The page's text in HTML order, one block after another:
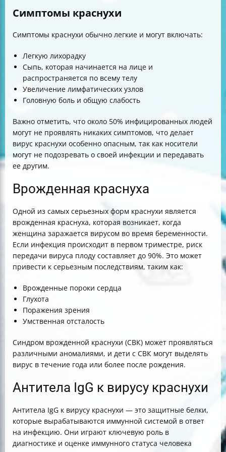
Симптомы краснухи
Симптомы краснухи обычно легкие и могут включать:
Легкую лихорадку
Сыпь, которая начинается на лице и
распространяется по всему телу
Увеличение лимфатических узлов
Головную боль и общую слабость
Важно отметить, что около 50% инфицированных людей
могут не проявлять никаких симптомов, что делает
вирус краснухи особенно опасным, так как носители
могут не подозревать о своей инфекции и передавать
ее другим.
Врожденная краснуха
Одной из самых серьезных форм краснухи является
врожденная краснуха, которая возникает, когда
женщина заражается вирусом во время беременности.
Если инфекция происходит в первом триместре, риск
передачи вируса плоду составляет до 90%. Это может
привести к серьезным последствиям, таким как:
Врожденные пороки сердца
Глухота
Поражения зрения
Умственная отсталость
Синдром врожденной краснухи (СВК) может проявляться
различными аномалиями, и дети с СВК могут выделять
вирус в течение года или более после рождения.
Антитела IgG к вирусу краснухи
Антитела IgG к вирусу краснухи — это защитные белки,
которые вырабатываются иммунной системой в ответ
на инфекцию. Они играют ключевую роль в
диагностике и оценке иммунного статуса человека